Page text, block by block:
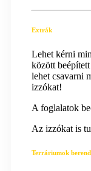
Extrák
Lehet kérni
között
lehet csavarni
izzókat!
A foglalatok
Az izzókat is
Terráriumok